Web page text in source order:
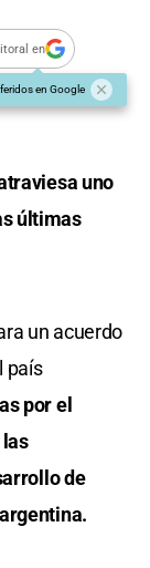
en
en Google
uno
últimas
un acuerdo
país
por el
de